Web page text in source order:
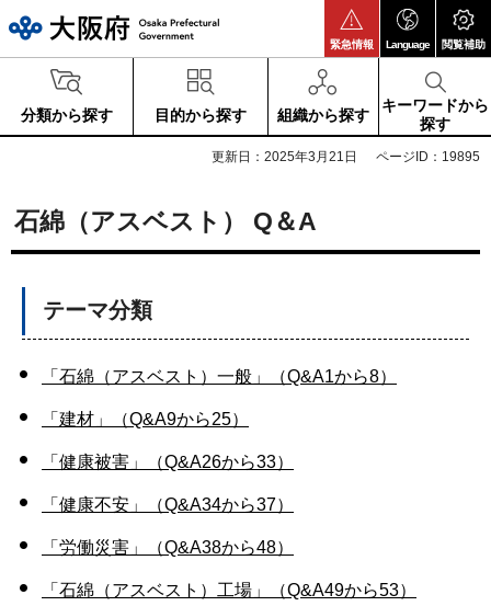
緊急情報 Language 閲覧補助
分類から探す 目的から探す 組織から探す
キーワードから
探す
更新日：2025年3月21日 ページID：19895
石綿（アスベスト） Q＆A
テーマ分類
「石綿（アスベスト）一般」（Q&A1から8）
「建材」（Q&A9から25）
「健康被害」（Q&A26から33）
「健康不安」（Q&A34から37）
「労働災害」（Q&A38から48）
「石綿（アスベスト）工場」（Q&A49から53）